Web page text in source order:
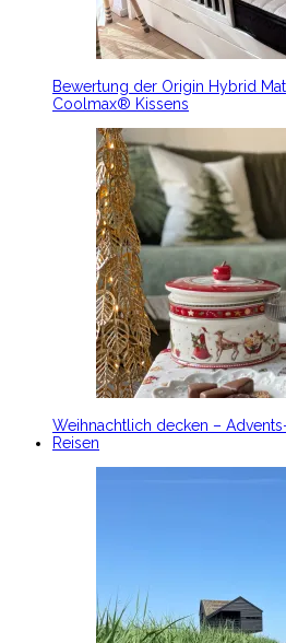
Bewertung der Origin Hybrid
Coolmax® Kissens
Weihnachtlich decken –
Reisen